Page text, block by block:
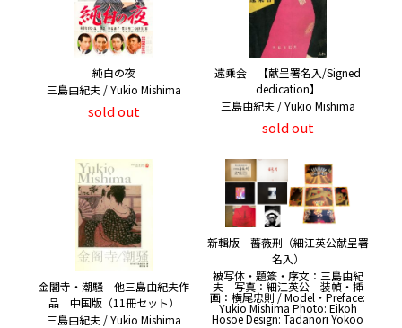
純白の夜
三島由紀夫 / Yukio Mishima
sold out
遠乗会 【献呈署名入/Signed
dedication】
三島由紀夫 / Yukio Mishima
sold out
金閣寺・潮騒 他三島由紀夫作
品 中国版（11冊セット）
三島由紀夫 / Yukio Mishima
新輯版 薔薇刑（細江英公献呈署
名入）
被写体・題簽・序文：三島由紀
夫 写真：細江英公 装幀・挿
画：横尾忠則 / Model・Preface:
Yukio Mishima Photo: Eikoh
Hosoe Design: Tadanori Yokoo